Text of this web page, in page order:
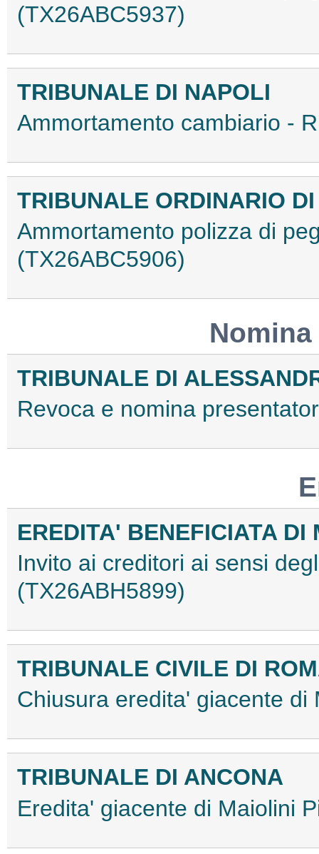
(TX26ABC5937)
TRIBUNALE DI NAPOLI
Ammortamento cambiario -
TRIBUNALE ORDINARIO
Ammortamento polizza di
(TX26ABC5906)
TRIBUNALE DI
Revoca e nomina
EREDITA' BENEFICIATA
Invito ai creditori ai sensi
(TX26ABH5899)
TRIBUNALE CIVILE DI
Chiusura eredita' giacente
TRIBUNALE DI ANCONA
Eredita' giacente di Maiolini